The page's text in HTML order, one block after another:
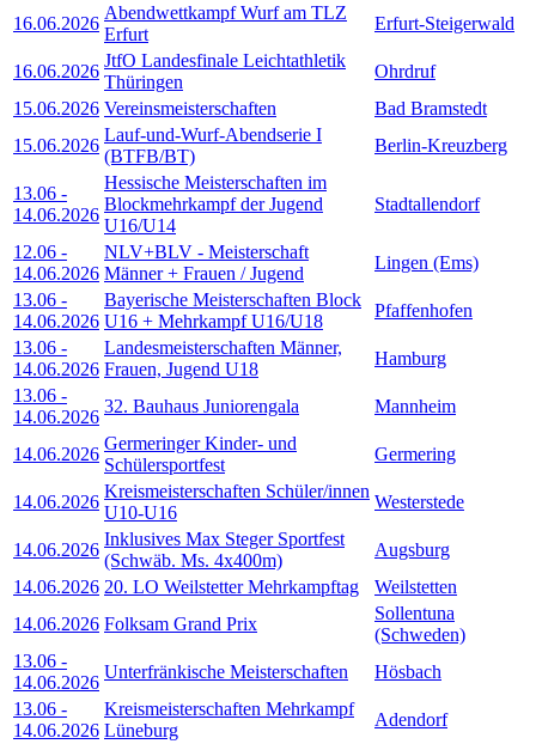
16.06.2026
Abendwettkampf Wurf am TLZ
Erfurt
Erfurt-Steigerwald
16.06.2026
JtfO Landesfinale Leichtathletik
Thüringen
Ohrdruf
15.06.2026 Vereinsmeisterschaften
Bad Bramstedt
15.06.2026
Lauf-und-Wurf-Abendserie I
(BTFB/BT)
Berlin-Kreuzberg
13.06 -
14.06.2026
Hessische Meisterschaften im
Blockmehrkampf der Jugend
U16/U14
Stadtallendorf
12.06 -
14.06.2026
NLV+BLV - Meisterschaft
Männer + Frauen / Jugend
Lingen (Ems)
13.06 -
14.06.2026
Bayerische Meisterschaften Block
U16 + Mehrkampf U16/U18
Pfaffenhofen
13.06 -
14.06.2026
Landesmeisterschaften Männer,
Frauen, Jugend U18
Hamburg
13.06 -
14.06.2026
32. Bauhaus Juniorengala Mannheim
14.06.2026
Germeringer Kinder- und
Schülersportfest
Germering
14.06.2026
Kreismeisterschaften Schüler/innen
U10-U16
Westerstede
14.06.2026
Inklusives Max Steger Sportfest
(Schwäb. Ms. 4x400m)
Augsburg
14.06.2026 20. LO Weilstetter Mehrkampftag
Weilstetten
14.06.2026 Folksam Grand Prix
Sollentuna
(Schweden)
13.06 -
14.06.2026
Unterfränkische Meisterschaften
Hösbach
13.06 -
14.06.2026
Kreismeisterschaften Mehrkampf
Lüneburg
Adendorf